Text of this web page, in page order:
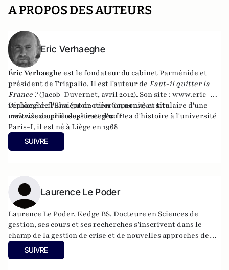
A PROPOS DES AUTEURS
Eric Verhaeghe
Éric Verhaeghe est le fondateur du cabinet Parménide et
président de Triapalio. Il est l'auteur de Faut-il quitter la
France ?(Jacob-Duvernet, avril 2012). Son site : www.eric-
verhaeghe.frIl vient de créer un nouveau site
:www.lecourrierdesstrateges.fr
Diplômé de l'Ena (promotion Copernic) et titulaire d'une
maîtrise de philosophie et d'un Dea d'histoire à l'université
Paris-I, il est né à Liège en 1968
SUIVRE
Laurence Le Poder
Laurence Le Poder, Kedge BS. Docteure en Sciences de
gestion, ses cours et ses recherches s’inscrivent dans le
champ de la gestion de crise et de nouvelles approches de
l’économie.
SUIVRE